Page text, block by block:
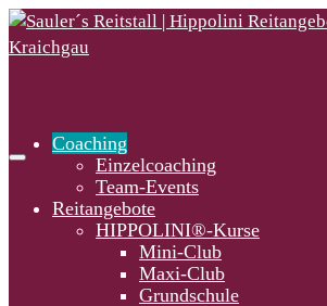
Coaching
Einzelcoaching
Team-Events
Reitangebote
HIPPOLINI®-Kurse
Mini-Club
Maxi-Club
Grundschule